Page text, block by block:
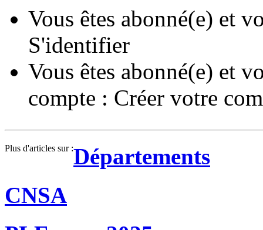
Vous êtes abonné(e) et
S'identifier
Vous êtes abonné(e) et
compte : Créer votre
Plus d'articles sur :Départements
CNSA